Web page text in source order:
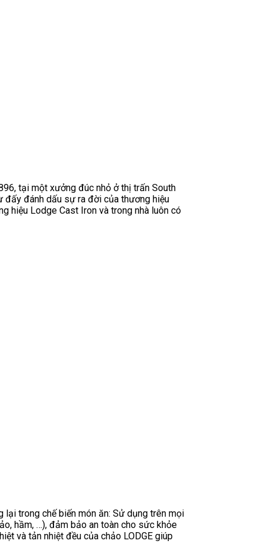
tại một xưởng đúc nhỏ ở thị trấn South
đấy đánh dấu sự ra đời của thương hiệu
hiệu Lodge Cast Iron và trong nhà luôn có
trong chế biến món ăn: Sử dụng trên mọi
hầm, …), đảm bảo an toàn cho sức khỏe
và tản nhiệt đều của chảo LODGE giúp